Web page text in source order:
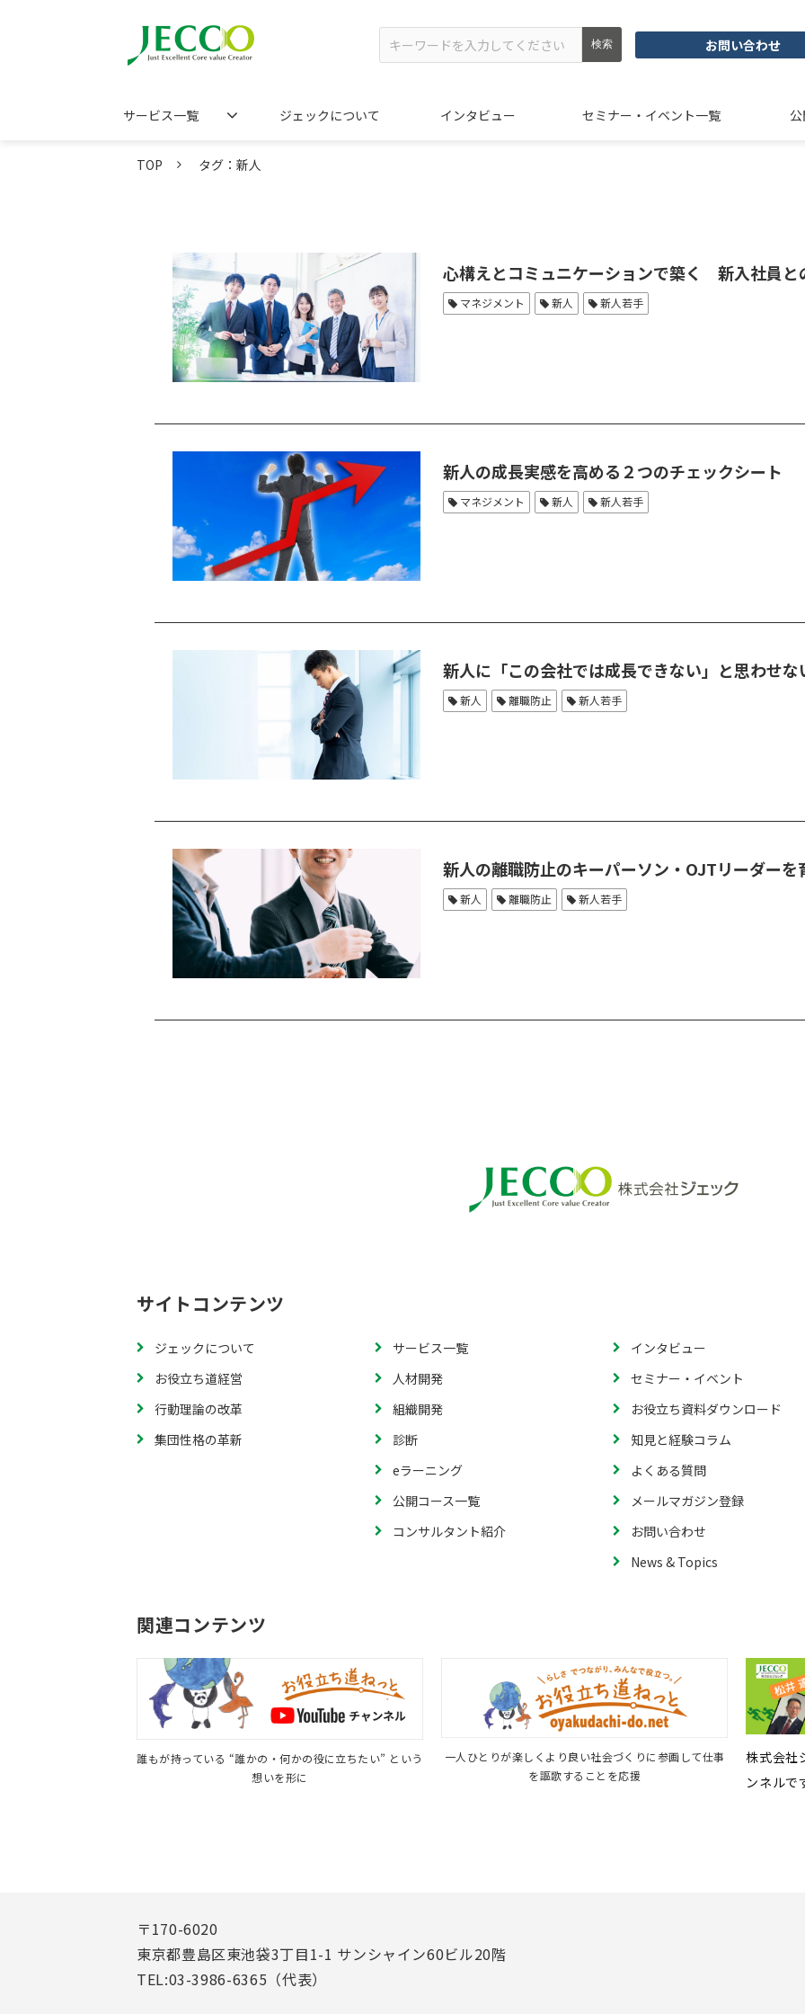
お問い合わせ
サービス一覧 ジェックについて インタビュー セミナー・イベント一覧
TOP タグ：新人
心構えとコミュニケーションで築く 新入社員と
マネジメント 新人 新人若手
新人の成長実感を高める２つのチェックシート
マネジメント 新人 新人若手
新人に「この会社では成長できない」と思わせな
新人 離職防止 新人若手
新人の離職防止のキーパーソン・OJTリーダーを
新人 離職防止 新人若手
サイトコンテンツ
ジェックについて
お役立ち道経営
行動理論の改革
集団性格の革新
サービス一覧
人材開発
組織開発
診断
eラーニング
公開コース一覧
コンサルタント紹介
インタビュー
セミナー・イベント
お役立ち資料ダウンロード
知見と経験コラム
よくある質問
メールマガジン登録
お問い合わせ
News & Topics
関連コンテンツ
誰もが持っている “誰かの・何かの役に立ちたい” という
想いを形に
一人ひとりが楽しくより良い社会づくりに参画して仕事
を謳歌することを応援
株式会社
ンネルで
〒170-6020
東京都豊島区東池袋3丁目1-1 サンシャイン60ビル20階
TEL:03-3986-6365（代表）